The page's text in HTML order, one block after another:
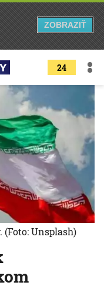
24
(Foto: Unsplash)
ZOBRAZIŤ